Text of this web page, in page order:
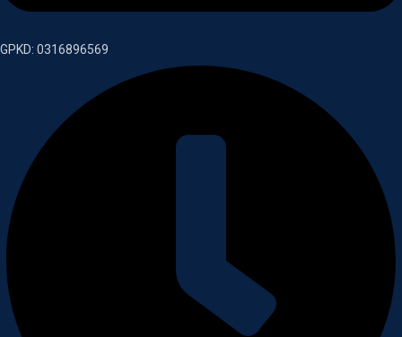
GPKD: 0316896569